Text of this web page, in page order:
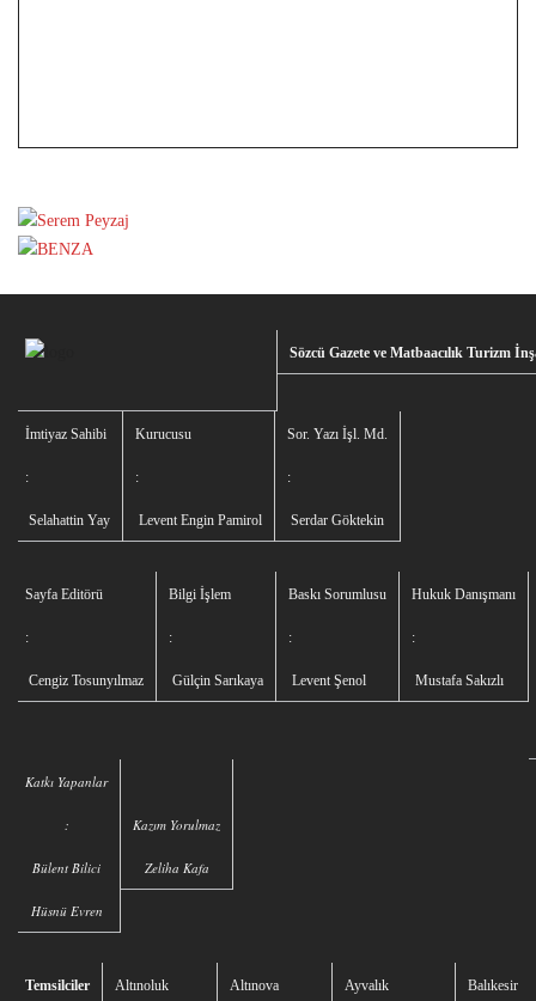
Sözcü Gazete ve Matbaacılık Turizm
İmtiyaz Sahibi
:
Selahattin Yay
Kurucusu
:
Levent Engin Pamirol
Sor. Yazı İşl. Md.
:
Serdar Göktekin
Sayfa Editörü
:
Cengiz Tosunyılmaz
Bilgi İşlem
:
Gülçin Sarıkaya
Baskı Sorumlusu
:
Levent Şenol
Hukuk Danışmanı
:
Mustafa Sakızlı
Katkı Yapanlar
:
Bülent Bilici
Hüsnü Evren
Kazım Yorulmaz
Zeliha Kafa
Temsilciler Altınoluk Altınova Ayvalık Balıkesir